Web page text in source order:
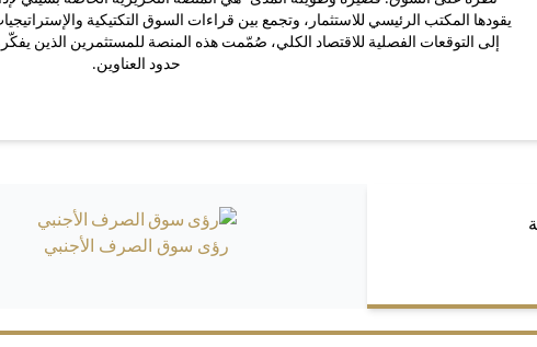
يقودها المكتب الرئيسي للاستثمار، وتجمع بين قراءات السوق التكتيكية
إلى التوقعات الفصلية للاقتصاد الكلي، صُمّمت هذه المنصة للمستثمرين الذين
حدود العناوين.
رؤى سوق الصرف الأجنبي